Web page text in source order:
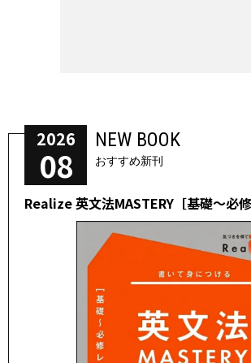
2026
08
NEW BOOK
おすすめ新刊
Realize 英文法MASTERY［基礎～必修